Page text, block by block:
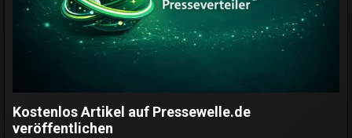
Kostenlos Artikel auf Pressewelle.de
veröffentlichen